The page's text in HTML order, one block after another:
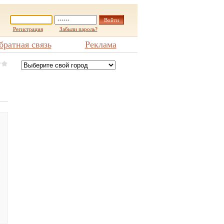
Регистрация Забыли пароль?
связь Реклама